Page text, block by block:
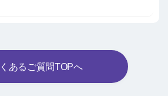
あるご質問TOPへ